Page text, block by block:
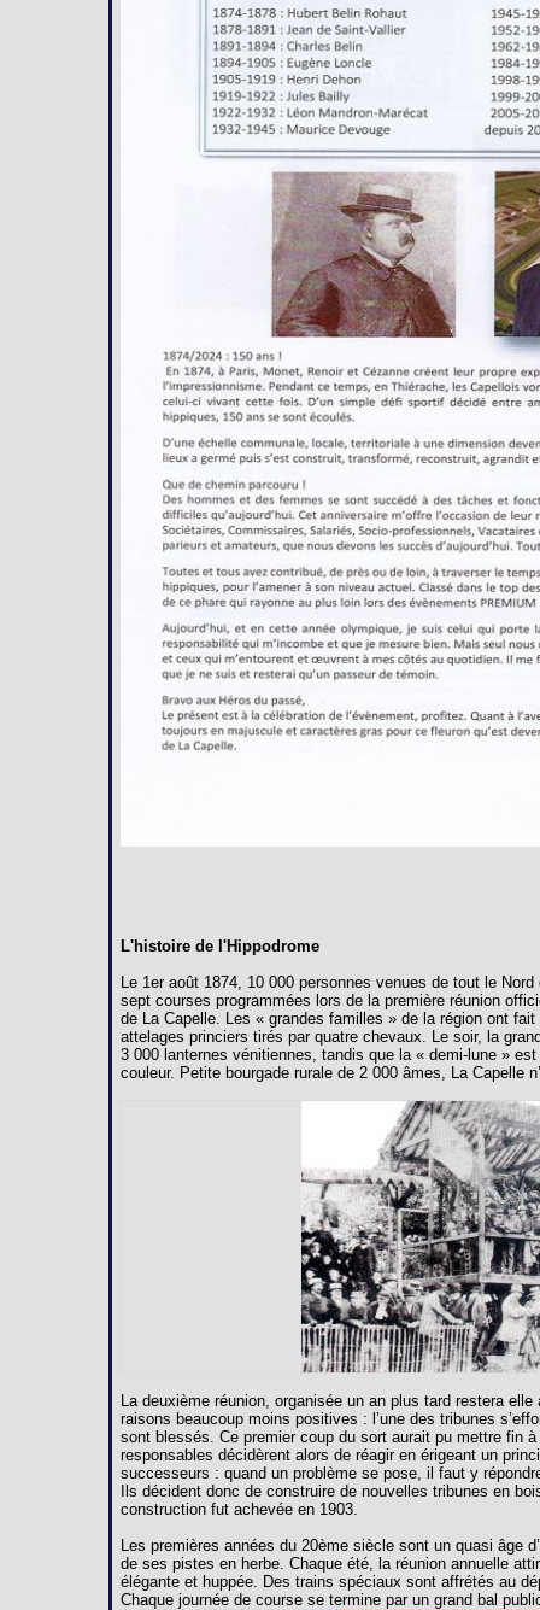
L'histoire de l'Hippodrome
Le 1er août 1874, 10 000 personnes venues de tout le
sept courses programmées lors de la première réunion
de La Capelle. Les « grandes familles » de la région ont
attelages princiers tirés par quatre chevaux. Le soir, la
3 000 lanternes vénitiennes, tandis que la « demi-lune »
couleur. Petite bourgade rurale de 2 000 âmes, La Capelle
La deuxième réunion, organisée un an plus tard restera
raisons beaucoup moins positives : l’une des tribunes
sont blessés. Ce premier coup du sort aurait pu mettre fin à
responsables décidèrent alors de réagir en érigeant un
successeurs : quand un problème se pose, il faut y
Ils décident donc de construire de nouvelles tribunes en
construction fut achevée en 1903.
Les premières années du 20ème siècle sont un quasi âge
de ses pistes en herbe. Chaque été, la réunion annuelle
élégante et huppée. Des trains spéciaux sont affrétés au
Chaque journée de course se termine par un grand bal